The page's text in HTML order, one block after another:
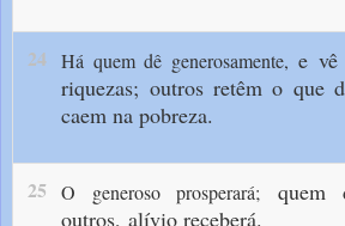
24 Há quem dê generosamente,e vê
riquezas;outros retêm o que
caem na pobreza.
25 O generoso prosperará; quem
outros, alívio receberá.